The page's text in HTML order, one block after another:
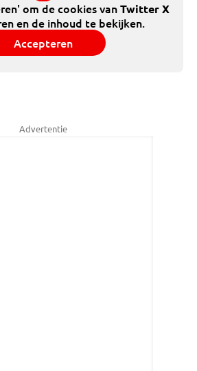
om de cookies vanTwitter X
en de inhoud te bekijken.
Accepteren
Advertentie